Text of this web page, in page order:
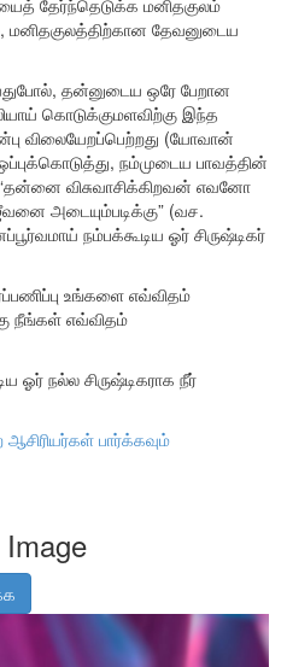
தேர்ந்தெடுக்க மனிதகுலம்
மனிதகுலத்திற்கான தேவனுடைய
தன்னுடைய ஒரே பேறான
கொடுக்குமளவிற்கு இந்த
விலையேறப்பெற்றது (யோவான்
நம்முடைய பாவத்தின்
விசுவாசிக்கிறவன் எவனோ
அடையும்படிக்கு” (வச.
நம்பக்கூடிய ஓர் சிருஷ்டிகர்
உங்களை எவ்விதம்
நீங்கள் எவ்விதம்
நல்ல சிருஷ்டிகராக நீர்
ஆசிரியர்கள் பார்க்கவும்